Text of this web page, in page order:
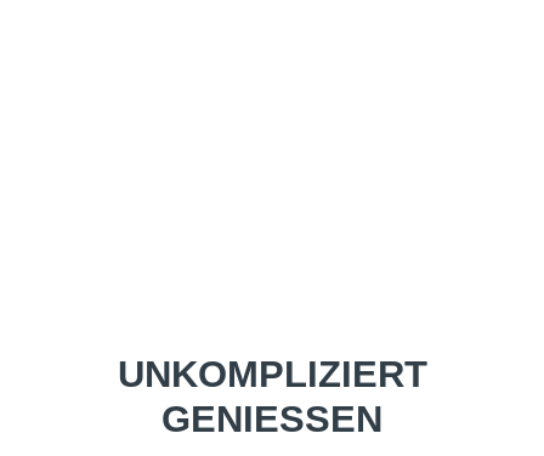
UNKOMPLIZIERT
GENIESSEN